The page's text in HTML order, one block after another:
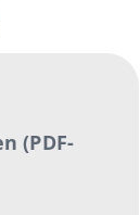
(PDF-